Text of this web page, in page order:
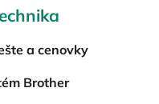
a cenovky
Brother